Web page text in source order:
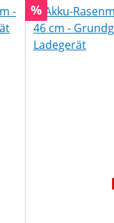
Rabatt
%